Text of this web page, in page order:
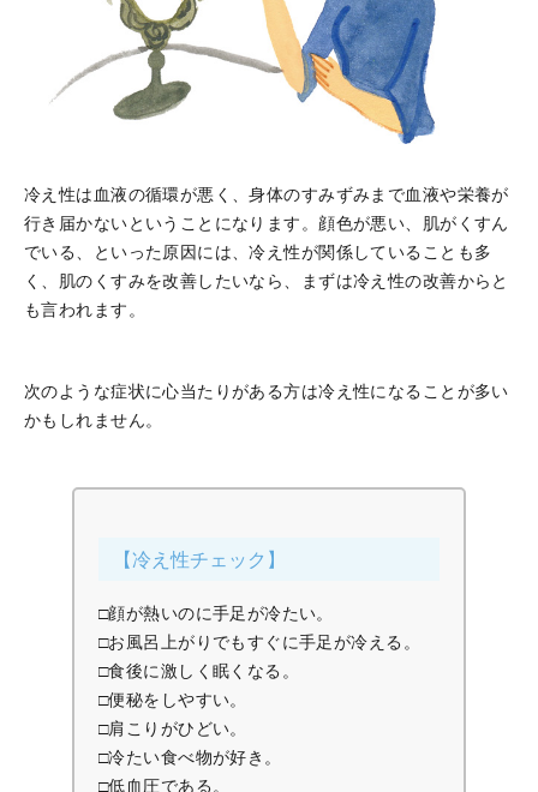
冷え性は血液の循環が悪く、身体のすみずみまで血液や栄養が
行き届かないということになります。顔色が悪い、肌がくすん
でいる、といった原因には、冷え性が関係していることも多
く、肌のくすみを改善したいなら、まずは冷え性の改善からと
も言われます。
次のような症状に心当たりがある方は冷え性になることが多い
かもしれません。
【冷え性チェック】
□顔が熱いのに手足が冷たい。
□お風呂上がりでもすぐに手足が冷える。
□食後に激しく眠くなる。
□便秘をしやすい。
□肩こりがひどい。
□冷たい食べ物が好き。
□低血圧である。